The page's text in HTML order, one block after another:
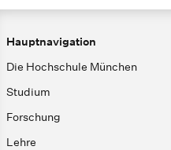
Hauptnavigation
Die Hochschule München
Studium
Forschung
Lehre